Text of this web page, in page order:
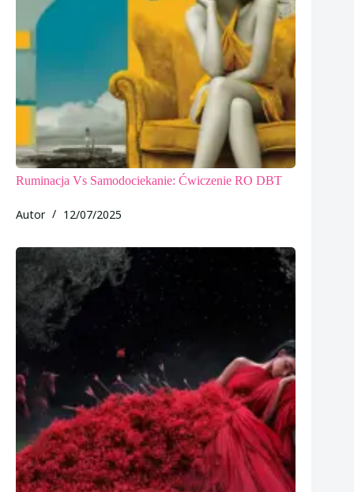
Ruminacja Vs Samodociekanie: Ćwiczenie RO DBT
Autor 12/07/2025